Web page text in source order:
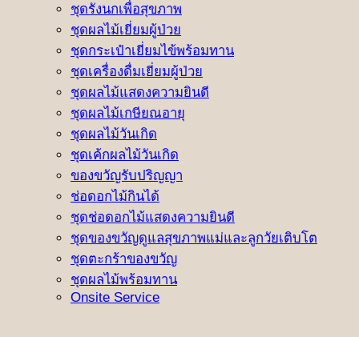
ชุดรังนกเพื่อสุขภาพ
ชุดผลไม้เยี่ยมผู้ป่วย
ชุดกระเป๋าเยี่ยมไข้พร้อมทาน
ชุดเครื่องดื่มเยี่ยมผู้ป่วย
ชุดผลไม้แสดงความยินดี
ชุดผลไม้เกษียณอายุ
ชุดผลไม้วันเกิด
ชุดเค้กผลไม้วันเกิด
ของขวัญรับปริญญา
ช่อดอกไม้กินได้
ชุดช่อดอกไม้แสดงความยินดี
ชุดของขวัญดูแลสุขภาพแม่และลูกวัยเติบโต
ชุดตะกร้าของขวัญ
ชุดผลไม้พร้อมทาน
Onsite Service